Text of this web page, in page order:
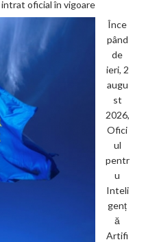
oficial în vigoare
Înce
pând
de
ieri, 2
augu
st
2026,
Ofici
ul
pentr
u
Inteli
genț
ă
Artifi